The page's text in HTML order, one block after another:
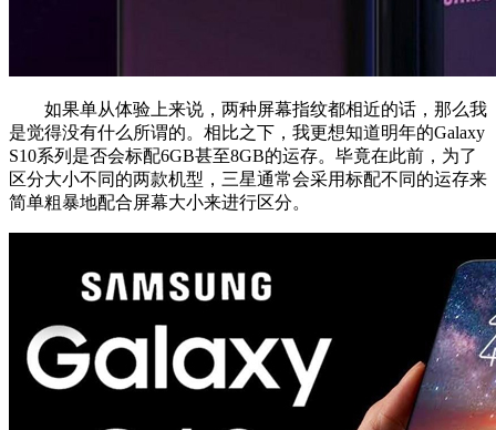
如果单从体验上来说，两种屏幕指纹都相近的话，那么我
是觉得没有什么所谓的。相比之下，我更想知道明年的Galaxy
S10系列是否会标配6GB甚至8GB的运存。毕竟在此前，为了
区分大小不同的两款机型，三星通常会采用标配不同的运存来
简单粗暴地配合屏幕大小来进行区分。